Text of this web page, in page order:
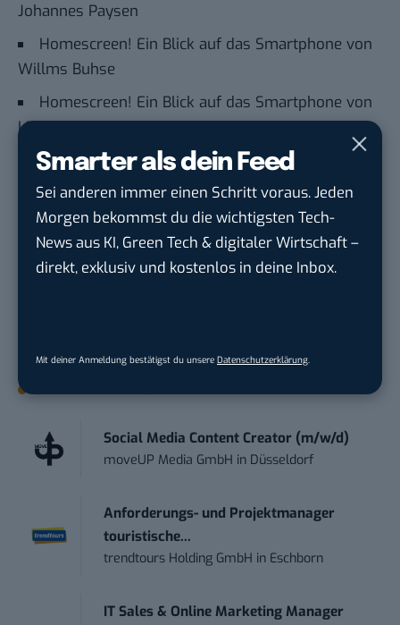
Smarter als dein Feed
Sei anderen immer einen Schritt voraus. Jeden
Morgen bekommst du die wichtigsten Tech-
News aus KI, Green Tech & digitaler Wirtschaft –
direkt, exklusiv und kostenlos in deine Inbox.
Mit deiner Anmeldung bestätigst du unsere Datenschutzerklärung
Johannes Paysen
Homescreen! Ein Blick auf das Smartphone von
Willms Buhse
Homescreen! Ein Blick auf das Smartphone von
Lisa Gradow
Du möchtest nicht abgehängt werden, wenn es um
KI, Green Tech und die Tech-Themen von Morgen
geht? Über 12.000 smarte Leser bekommen jeden
Tag UPDATE, unser Tech-Briefing mit den
Social Media Content Creator (m/w/d)
moveUP Media GmbH in Düsseldorf
Anforderungs- und Projektmanager
touristische...
trendtours Holding GmbH in Eschborn
IT Sales & Online Marketing Manager